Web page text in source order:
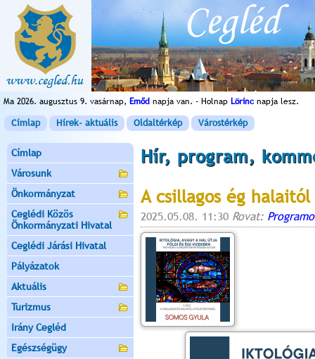
Ma 2026. augusztus 9. vasárnap, Emőd napja van. - Holnap Lörinc napja lesz.
Címlap Hírek- aktuális Oldaltérkép Várostérkép
Címlap
Városunk
Önkormányzat
Ceglédi Közös
Önkormányzati Hivatal
Ceglédi Járási Hivatal
Pályázatok
Aktuális
Turizmus
Irány Cegléd
Egészségügy
Hír, program,
A csillagos ég
2025.05.08. 11:30 Rovat: